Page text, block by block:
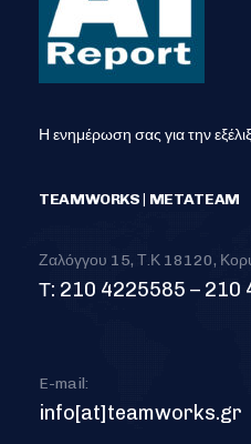
Η ενημέρωση σας για την
TEAMWORKS | METATEAM
Ζαλόγγου 15, Τ.Κ 18120,
Τ: 210 4225585 – 210
E-mail:
info[at]teamworks.gr